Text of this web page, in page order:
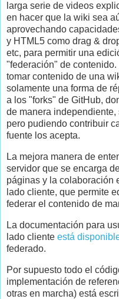
larga serie de videos
en hacer que la wiki sea
aprovechando
y HTML5 como drag &
etc, para permitir una
"federación" de
tomar contenido de una
solamente una forma de
a los "forks" de GitHub,
de manera
pero pudiendo contribuir
fuente los acepta.
La mejora manera de
servidor que se encarga
páginas y la colaboración
lado cliente, que permite
federar el contenido de
La documentación para
lado cliente está
federado.
Por supuesto todo el
implementación de
otras en marcha) está